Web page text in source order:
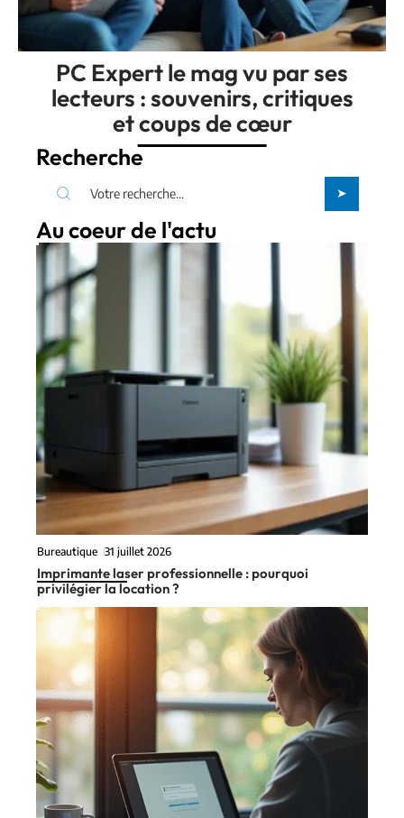
PC Expert le mag vu par ses
lecteurs : souvenirs, critiques
et coups de cœur
Recherche
Au coeur de l'actu
Bureautique 31 juillet 2026
Imprimante laser professionnelle : pourquoi
privilégier la location ?